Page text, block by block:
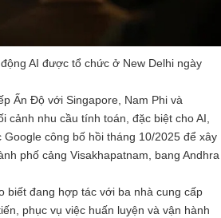
AI được tổ chức ở New Delhi ngày
Ấn Độ với Singapore, Nam Phi và
nhu cầu tính toán, đặc biệt cho AI,
công bố hồi tháng 10/2025 để xây
phố cảng Visakhapatnam, bang Andhra
biết đang hợp tác với ba nhà cung cấp
phục vụ việc huấn luyện và vận hành